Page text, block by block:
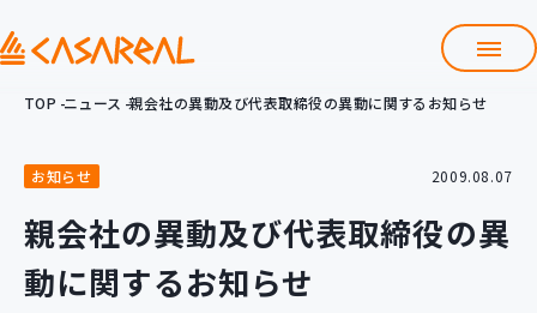
会社情報
サービス
プロダクト開発支援
クラウド導入支援 Git導入支援
TOP ニュース 親会社の異動及び代表取締役の異動に関するお知らせ
お知らせ 2009.08.07
親会社の異動及び代表取締役の異
動に関するお知らせ